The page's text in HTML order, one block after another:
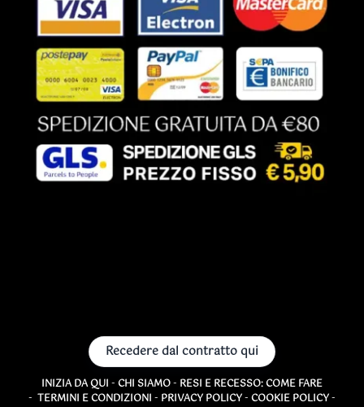
Recedere dal contratto qui
INIZIA DA QUI - CHI SIAMO- RESI E RECESSO: COME FARE
- TERMINI E CONDIZIONI - PRIVACY POLICY- COOKIE POLICY-